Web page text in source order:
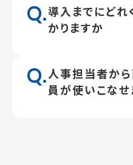
Q.導入までにどれ
かりますか
Q. 人事担当者から
員が使いこなせ